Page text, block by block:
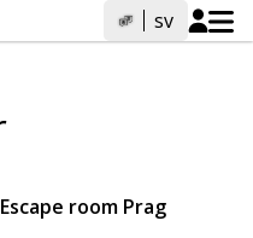
sv
Escape room Prag